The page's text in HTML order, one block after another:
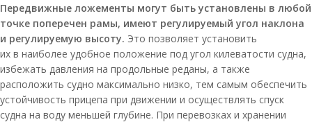
Передвижные ложементы могут быть установлены в любой
точке поперечен рамы, имеют регулируемый угол наклона
и регулируемую высоту. Это позволяет установить
их в наиболее удобное положение под угол килеватости судна,
избежать давления на продольные реданы, а также
расположить судно максимально низко, тем самым обеспечить
устойчивость прицепа при движении и осуществлять спуск
судна на воду меньшей глубине. При перевозках и хранении